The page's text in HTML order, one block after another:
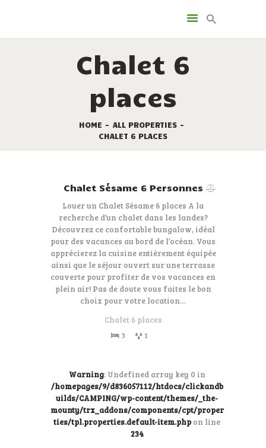
Chalet 6
places
HOME
ALL PROPERTIES
CHALET 6 PLACES
LES EMPLACEMENTS
TOURISME
CONTACT
Chalet Sésame 6 Personnes
Louer un Chalet Sésame 6 places A la
recherche d’un chalet dans les landes?
Découvrez ce confortable bungalow, idéal
pour des vacances au bord de l’océan. Vous
apprécierez la cuisine entièrement équipée
ainsi que le séjour ouvert sur une terrasse
couverte pour profiter de vos vacances en
plein air! Pas de doute vous faites le bon
choix pour votre location…
Chalet 6 places
3 1
Warning: Undefined array key 0 in
/homepages/9/d836057112/htdocs/clickandb
uilds/CAMPING/wp-content/themes/_the-
mounty/trx_addons/components/cpt/proper
ties/tpl.properties.default-item.php on line
234